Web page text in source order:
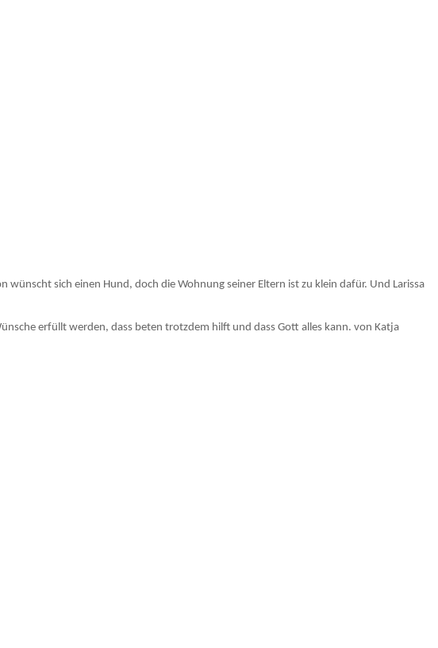
sich einen Hund, doch die Wohnung seiner Eltern ist zu klein dafür. Und Larissa
erfüllt werden, dass beten trotzdem hilft und dass Gott alles kann. von Katja